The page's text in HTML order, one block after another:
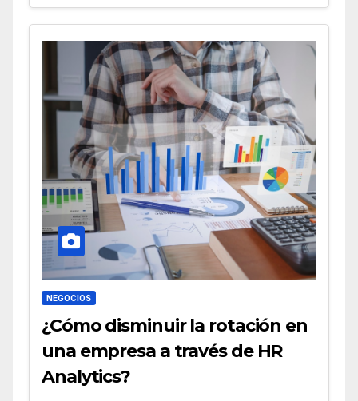
NEGOCIOS
¿Cómo disminuir la rotación en
una empresa a través de HR
Analytics?